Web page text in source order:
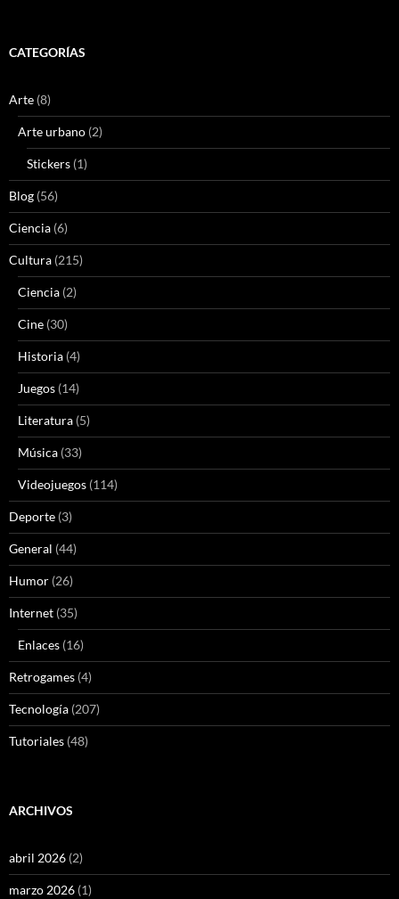
CATEGORÍAS
Arte (8)
Arte urbano (2)
Stickers (1)
Blog (56)
Ciencia (6)
Cultura (215)
Ciencia (2)
Cine (30)
Historia (4)
Juegos (14)
Literatura (5)
Música (33)
Videojuegos (114)
Deporte (3)
General (44)
Humor (26)
Internet (35)
Enlaces (16)
Retrogames (4)
Tecnología (207)
Tutoriales (48)
ARCHIVOS
abril 2026 (2)
marzo 2026 (1)